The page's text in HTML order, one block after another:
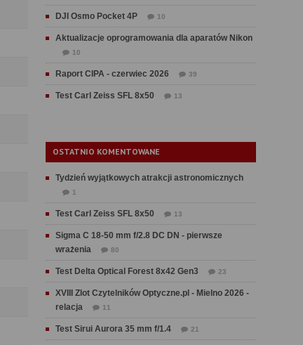
DJI Osmo Pocket 4P 10
Aktualizacje oprogramowania dla aparatów Nikon
10
Raport CIPA - czerwiec 2026 39
Test Carl Zeiss SFL 8x50 13
OSTATNIO KOMENTOWANE
Tydzień wyjątkowych atrakcji astronomicznych
1
Test Carl Zeiss SFL 8x50 13
Sigma C 18-50 mm f/2.8 DC DN - pierwsze
wrażenia
80
Test Delta Optical Forest 8x42 Gen3 23
XVIII Zlot Czytelników Optyczne.pl - Mielno 2026 -
relacja
11
Test Sirui Aurora 35 mm f/1.4 21